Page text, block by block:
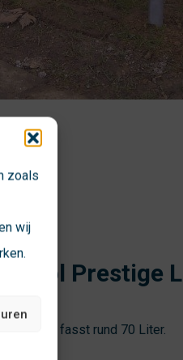
zoals
wij
Prestige L
L fasst rund 70 Liter.